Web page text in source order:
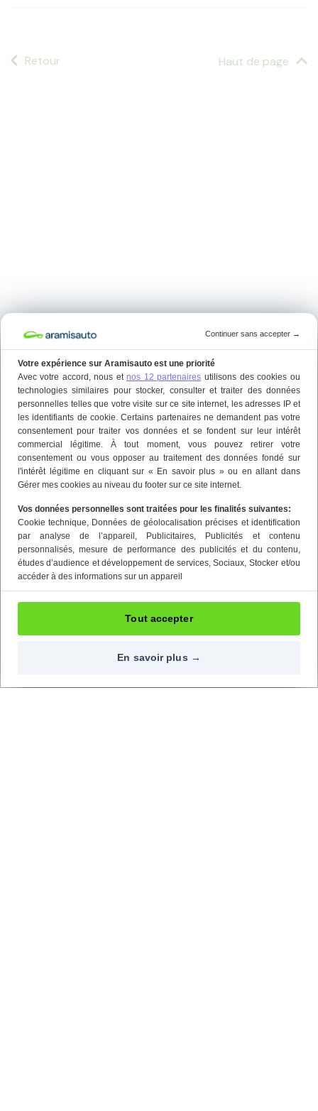
Continuer sans accepter →
Votre expérience sur Aramisauto est une priorité
Avec votre accord, nous et nos 12 partenaires utilisons des cookies ou
technologies similaires pour stocker, consulter et traiter des données
personnelles telles que votre visite sur ce site internet, les adresses IP et
les identifiants de cookie. Certains partenaires ne demandent pas votre
consentement pour traiter vos données et se fondent sur leur intérêt
commercial légitime. À tout moment, vous pouvez retirer votre
consentement ou vous opposer au traitement des données fondé sur
l'intérêt légitime en cliquant sur « En savoir plus » ou en allant dans
Gérer mes cookies au niveau du footer sur ce site internet.
Vos données personnelles sont traitées pour les finalités suivantes:
Cookie technique, Données de géolocalisation précises et identification
par analyse de l’appareil , Publicitaires, Publicités et contenu
personnalisés, mesure de performance des publicités et du contenu,
études d’audience et développement de services, Sociaux, Stocker et/ou
accéder à des informations sur un appareil
En savoir plus →
Tout accepter
Retour Haut de page